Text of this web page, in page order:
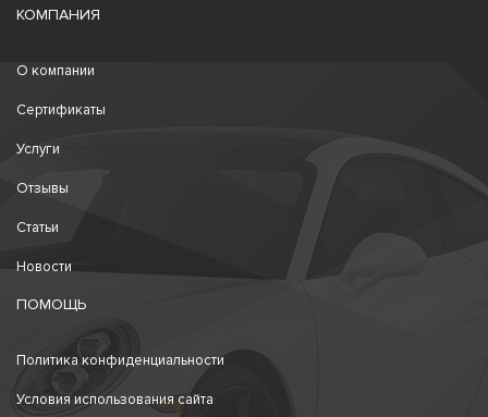
КОМПАНИЯ
О компании
Сертификаты
Услуги
Отзывы
Статьи
Новости
ПОМОЩЬ
Политика конфиденциальности
Условия использования сайта